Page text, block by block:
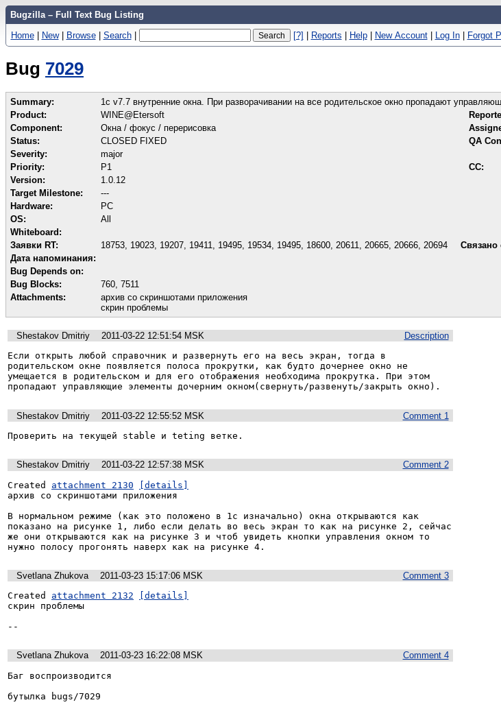
Bugzilla – Full Text Bug Listing
Home | New | Browse | Search | [?] | Reports | Help | New Account | Log In | Forgot
Bug 7029
Summary:
1c v7.7 внутренние окна. При разворачивании на все родительское окно пропадают
Product:
WINE@Etersoft
Component:
Окна / фокус / перерисовка
Status:
CLOSED FIXED QA
Severity:
major
Priority:
P1 CC:
Version:
1.0.12
Target Milestone:
---
Hardware:
PC
OS:
All
Whiteboard:
Заявки RT:
18753, 19023, 19207, 19411, 19495, 19534, 19495, 18600, 20611, 20665, 20666, 20694 Связано
Дата напоминания:
Bug Depends on:
Bug Blocks:
760 7511
Attachments:
архив со скриншотами приложения
скрин проблемы
Description
Shestakov Dmitriy
2011-03-22 12:51:54 MSK
Если открыть любой справочник и развернуть его на весь экран, тогда в
родительском окне появляется полоса прокрутки, как будто дочернее окно не
умещается в родительском и для его отображения необходима прокрутка. При этом
пропадают управляющие элементы дочерним окном(свернуть/развенуть/закрыть окно).
Comment 1
Shestakov Dmitriy
2011-03-22 12:55:52 MSK
Проверить на текущей stable и teting ветке.
Comment 2
Shestakov Dmitriy
2011-03-22 12:57:38 MSK
Created attachment 2130
[details]
архив со скриншотами приложения
В нормальном режиме (как это положено в 1с изначально) окна открываются как
показано на рисунке 1, либо если делать во весь экран то как на рисунке 2, сейчас
же они открываются как на рисунке 3 и чтоб увидеть кнопки управления окном то
нужно полосу прогонять наверх как на рисунке 4.
Comment 3
Svetlana Zhukova
2011-03-23 15:17:06 MSK
Created attachment 2132
[details]
скрин проблемы
--
Comment 4
Svetlana Zhukova
2011-03-23 16:22:08 MSK
Баг воспроизводится
бутылка bugs/7029